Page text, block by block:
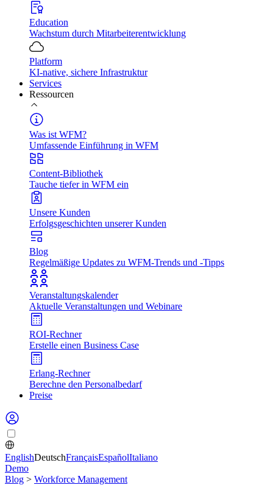
Education
Wachstum durch Mitarbeiterentwicklung
Platform
KI-native, sichere Infrastruktur
Services
Ressourcen
Was ist WFM?
Umfassende Einführung in WFM
Content-Bibliothek
Tauche tiefer in WFM ein
Unsere Kunden
Erfolgsgeschichten unserer Kunden
Blog
Regelmäßige Updates zu WFM-Trends und -Tipps
Veranstaltungskalender
Aktuelle Veranstaltungen und Webinare
ROI-Rechner
Erstelle einen Business Case
Erlang-Rechner
Berechne den Personalbedarf
Preise
EnglishDeutschFrançaisEspañolItaliano
Demo
Blog > Workforce Management